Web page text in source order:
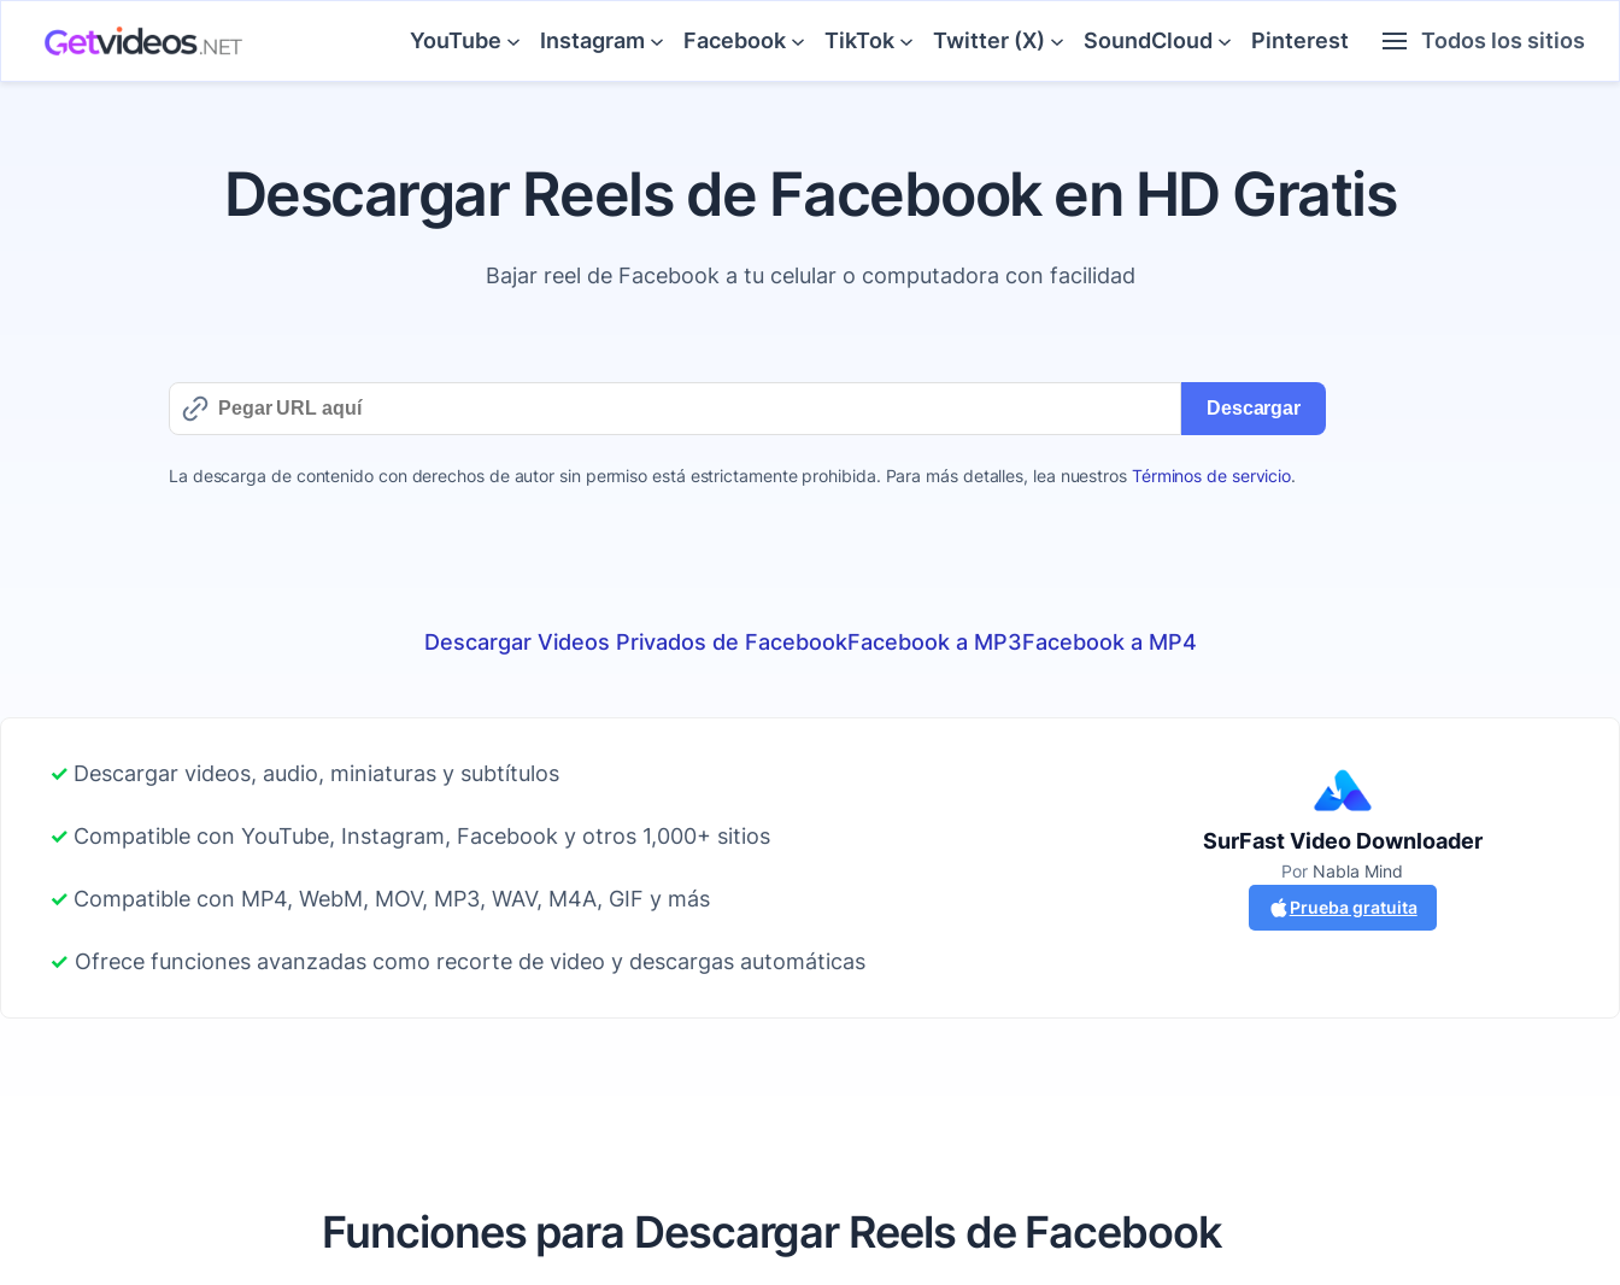
contenido
YouTube Instagram Facebook TikTok Twitter (X) SoundCloud Pinterest Todos los sitios
Descargar Reels de Facebook en HD Gratis
Bajar reel de Facebook a tu celular o computadora con facilidad
Descargar
La descarga de contenido con derechos de autor sin permiso está estrictamente prohibida. Para más detalles, lea nuestros Términos de servicio.
Descargar Videos Privados de FacebookFacebook a MP3Facebook a MP4
✓ Descargar videos, audio, miniaturas y subtítulos
✓ Compatible con YouTube, Instagram, Facebook y otros 1,000+ sitios
✓ Compatible con MP4, WebM, MOV, MP3, WAV, M4A, GIF y más
✓ Ofrece funciones avanzadas como recorte de video y descargas automáticas
SurFast Video Downloader
Por Nabla Mind
Prueba gratuita
Funciones para Descargar Reels de Facebook